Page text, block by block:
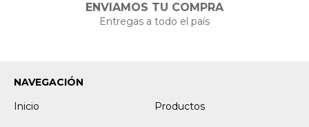
ENVIAMOS TU COMPRA
Entregas a todo el país
NAVEGACIÓN
Inicio
Productos